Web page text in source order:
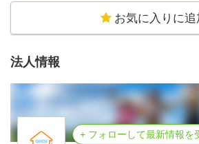
お気に入りに追
法人情報
+ フォローして最新情報を